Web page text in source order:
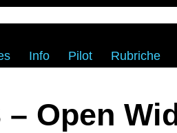
Info Pilot Rubriche
Open